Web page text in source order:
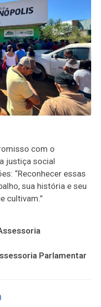
com o
justiça social
“Reconhecer essas
sua história e seu
cultivam.”
Parlamentar